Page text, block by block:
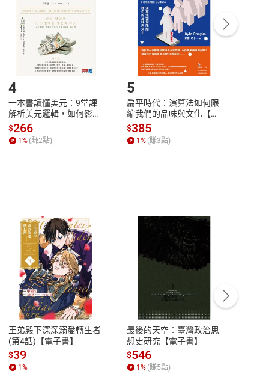
貨。
號，下載書籍後看書
性
參
客服資訊
服務時間：週一到週五 10:00-12:00、
13:00-17:00 (國定假日及例假日休息)
客服電話：0080-1857077
4
一本書讀懂美元：9堂課
解析美元邏輯，如何影響
全球經濟和每個人的投資
【電子書】
$266
1% (賺2點)
5
扁平時代：演算法如何限
縮我們的品味與文化【電
子書】
$385
1% (賺3點)
王弟殿下深深溺愛轉生者
(第4話)【電子書】
$39
1%
最後的天空：臺灣政治思
想史研究【電子書】
$546
1% (賺5點)